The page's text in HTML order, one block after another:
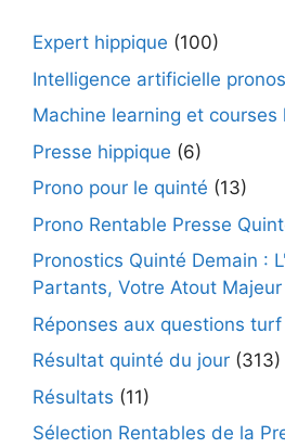
Expert hippique (100)
Intelligence artificielle
Machine learning et courses
Presse hippique (6)
Prono pour le quinté (13)
Prono Rentable Presse
Pronostics Quinté Demain :
Partants, Votre Atout Majeur
Réponses aux questions turf
Résultat quinté du jour (313)
Résultats (11)
Sélection Rentables de la